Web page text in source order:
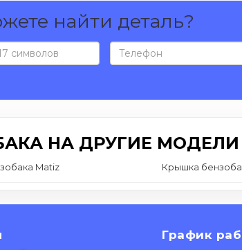
найти деталь?
НА ДРУГИЕ МОДЕЛИ
Matiz Крышка
График